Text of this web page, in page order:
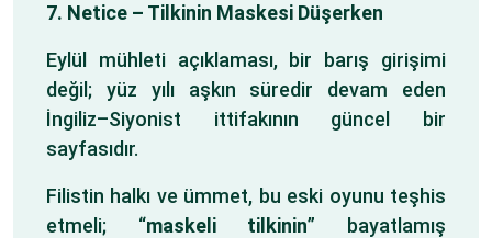
7. Netice – Tilkinin Maskesi Düşerken
Eylül mühleti açıklaması, bir barış girişimi
değil; yüz yılı aşkın süredir devam eden
İngiliz–Siyonist ittifakının güncel bir
sayfasıdır.
Filistin halkı ve ümmet, bu eski oyunu teşhis
etmeli; “maskeli tilkinin” bayatlamış